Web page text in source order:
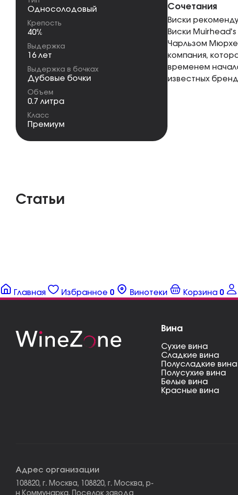
Односолодовый
Крепость
40%
Выдержка
16 лет
Выдержка в бочках
Дубовые бочки
Объем
0.7 литра
Класс
Премиум
Сочетания
Виски
Виски
Чарльзом
компания,
временем
известных
Статьи
Главная Избранное 0 Винотеки Корзина 0
Вина
Сухие вина
Сладкие вина
Полусладкие вина
Полусухие вина
Белые вина
Красные вина
Адрес организации
108820, г. Москва, 108820, г. Москва, р-
н Коммунарка, Поселок завода